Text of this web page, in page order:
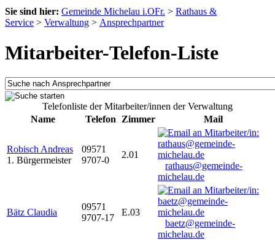
Sie sind hier: Gemeinde Michelau i.OFr. > Rathaus &
Service > Verwaltung > Ansprechpartner
Mitarbeiter-Telefon-Liste
Telefonliste der Mitarbeiter/innen der Verwaltung
Name
Telefon Zimmer Mail
Robisch Andreas
1. Bürgermeister
09571
9707-0
2.01
rathaus@gemeinde-
michelau.de
Bätz Claudia
09571
9707-17
E.03
baetz@gemeinde-
michelau.de